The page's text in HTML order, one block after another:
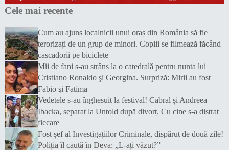
Cele mai recente
Cum au ajuns localnicii unui oraș din România să fie
terorizați de un grup de minori. Copiii se filmează făcând
cascadorii pe biciclete
Mii de fani s-au strâns la o catedrală pentru nunta lui
Cristiano Ronaldo şi Georgina. Surpriză: Mirii au fost
Fabio şi Fatima
Vedetele s-au înghesuit la festival! Cabral și Andreea
Ibacka, separat la Untold după divorț. Cu cine s-a distrat
fiecare
Fost șef al Investigațiilor Criminale, dispărut de două zile!
Poliția îl caută în Deva: „L-ați văzut?”